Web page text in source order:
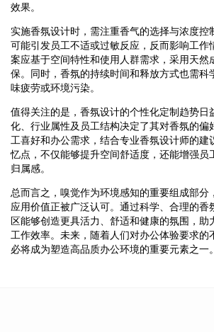
效果。
实施香氛设计时，需注重香气的选择与浓度控
可能引发员工不适或过敏反应，反而影响工作
案应基于空间特性和使用人群需求，采用天然
保。同时，香氛的持续时间和释放方式也需科
味疲劳或环境污染。
值得关注的是，香氛设计的个性化定制趋势日
化、行业属性及员工结构决定了其对香氛的偏
工喜好和办公需求，结合专业香氛设计师的建
忆点，不仅能够提升空间舒适度，还能增强员
归属感。
总而言之，嗅觉作为环境感知的重要组成部分
应用价值正被广泛认可。通过科学、合理的香
区能够创造更具活力、舒适和健康的氛围，助
工作效率。未来，随着人们对办公体验要求的
必将成为塑造高品质办公环境的重要元素之一。